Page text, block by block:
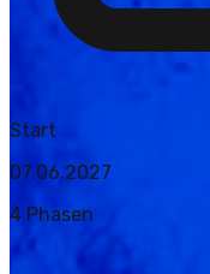
Start
07.06.2027
4 Phasen